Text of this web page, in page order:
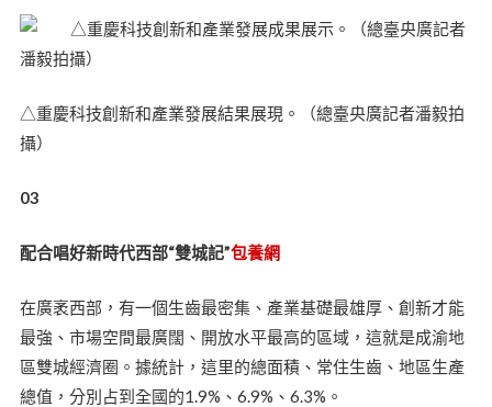
△重慶科技創新和產業發展結果展現。（總臺央廣記者潘毅拍
攝）
03
配合唱好新時代西部“雙城記”包養網
在廣袤西部，有一個生齒最密集、產業基礎最雄厚、創新才能
最強、市場空間最廣闊、開放水平最高的區域，這就是成渝地
區雙城經濟圈。據統計，這里的總面積、常住生齒、地區生產
總值，分別占到全國的1.9%、6.9%、6.3%。